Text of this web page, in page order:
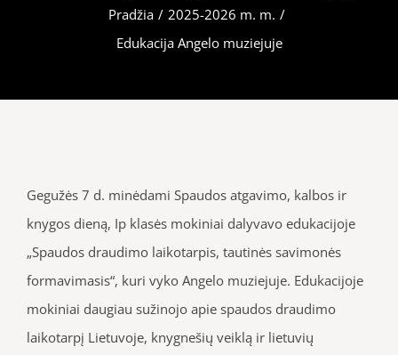
Pradžia / 2025-2026 m. m. /
Edukacija Angelo muziejuje
Gegužės 7 d. minėdami Spaudos atgavimo, kalbos ir
knygos dieną, Ip klasės mokiniai dalyvavo edukacijoje
„Spaudos draudimo laikotarpis, tautinės savimonės
formavimasis“, kuri vyko Angelo muziejuje. Edukacijoje
mokiniai daugiau sužinojo apie spaudos draudimo
laikotarpį Lietuvoje, knygnešių veiklą ir lietuvių